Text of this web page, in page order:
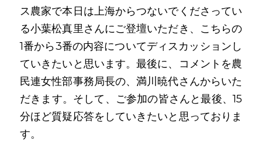
ス農家で本日は上海からつないでくださってい
る小葉松真里さんにご登壇いただき、こちらの
1番から3番の内容についてディスカッションし
ていきたいと思います。最後に、コメントを農
民連女性部事務局長の、満川暁代さんからいた
だきます。そして、ご参加の皆さんと最後、15
分ほど質疑応答をしていきたいと思っておりま
す。